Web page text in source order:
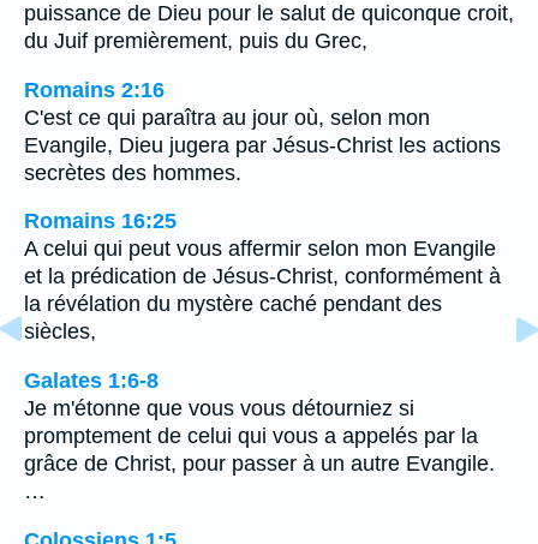
puissance de Dieu pour le salut de quiconque croit,
du Juif premièrement, puis du Grec,
Romains 2:16
C'est ce qui paraîtra au jour où, selon mon
Evangile, Dieu jugera par Jésus-Christ les actions
secrètes des hommes.
Romains 16:25
A celui qui peut vous affermir selon mon Evangile
et la prédication de Jésus-Christ, conformément à
la révélation du mystère caché pendant des
siècles,
Galates 1:6-8
Je m'étonne que vous vous détourniez si
promptement de celui qui vous a appelés par la
grâce de Christ, pour passer à un autre Evangile.
…